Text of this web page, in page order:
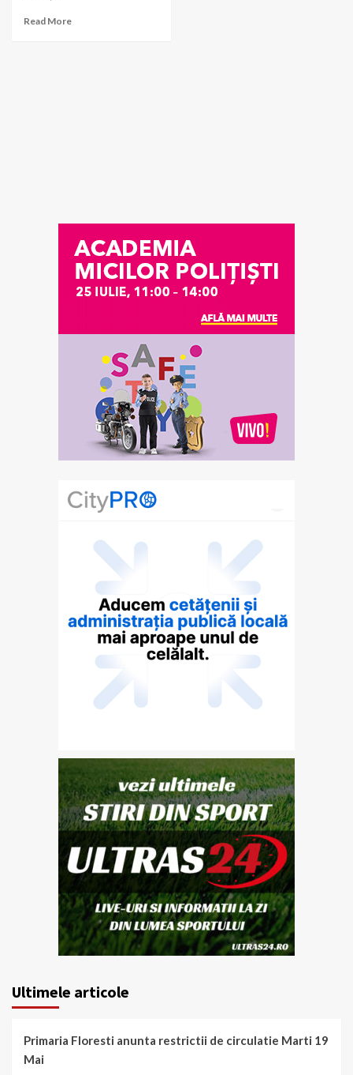
Read More
Ultimele articole
Primaria Floresti anunta restrictii de circulatie Marti 19
Mai